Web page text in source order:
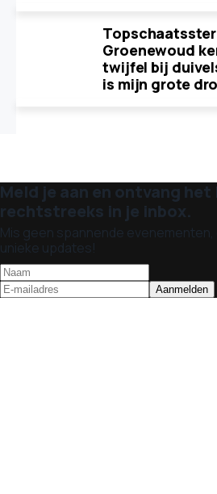
Groenewoud
twijfel bij
is mijn grote
Meld je aan en ontvang
rechtstreeks in je inbox.
Mis geen spannende
unieke updates!